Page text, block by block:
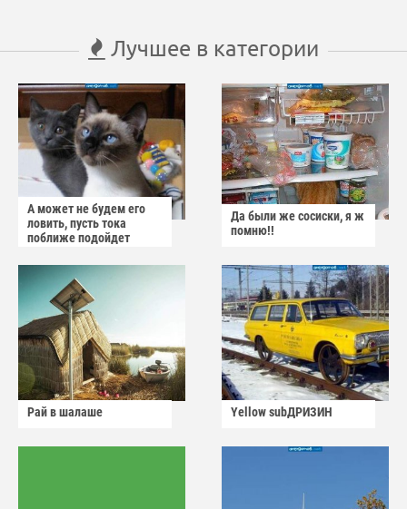
Лучшее в категории
А может не будем его
ловить, пусть тока
поближе подойдет
Да были же сосиски, я ж
помню!!
Рай в шалаше Yellow subДРИЗИН